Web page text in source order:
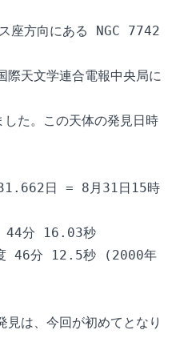
座方向にある NGC 7742
際天文学連合電報中央局に
た。この天体の発見日時
日 = 8月31日15時
44分 16.03秒
12.5秒 (2000年
は、今回が初めてとなり